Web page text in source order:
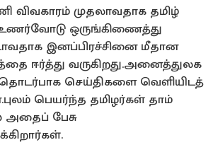
முதலாவதாக தமிழ்
ஒருங்கிணைத்து
இனப்பிரச்சினை மீதான
ஈர்த்து வருகிறது.அனைத்துலக
செய்திகளை வெளியிடத்
பெயர்ந்த தமிழர்கள் தாம்
அதைப் பேசு